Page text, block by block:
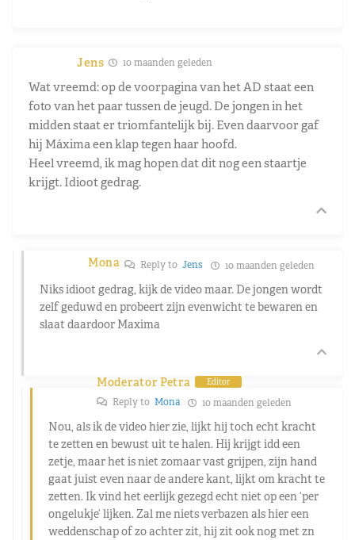
Jens 10 maanden geleden
Wat vreemd: op de voorpagina van het AD staat een
foto van het paar tussen de jeugd. De jongen in het
midden staat er triomfantelijk bij. Even daarvoor gaf
hij Máxima een klap tegen haar hoofd.
Heel vreemd, ik mag hopen dat dit nog een staartje
krijgt. Idioot gedrag.
Mona Reply to Jens 10 maanden geleden
Niks idioot gedrag, kijk de video maar. De jongen wordt
zelf geduwd en probeert zijn evenwicht te bewaren en
slaat daardoor Maxima
Moderator Petra Editor
Reply to Mona 10 maanden geleden
Nou, als ik de video hier zie, lijkt hij toch echt kracht
te zetten en bewust uit te halen. Hij krijgt idd een
zetje, maar het is niet zomaar vast grijpen, zijn hand
gaat juist even naar de andere kant, lijkt om kracht te
zetten. Ik vind het eerlijk gezegd echt niet op een ‘per
ongelukje’ lijken. Zal me niets verbazen als hier een
weddenschap of zo achter zit, hij zit ook nog met zn